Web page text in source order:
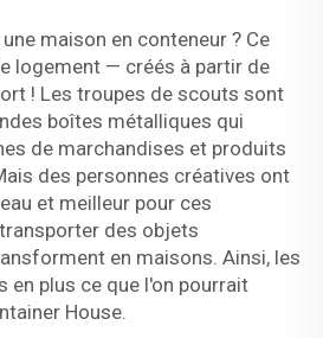
maison en conteneur ? Ce
logement — créés à partir de
! Les troupes de scouts sont
boîtes métalliques qui
de marchandises et produits
des personnes créatives ont
et meilleur pour ces
des objets
en maisons. Ainsi, les
en plus ce que l'on pourrait
House.